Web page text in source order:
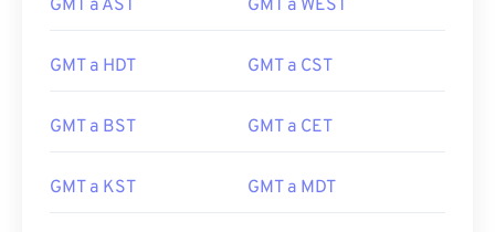
GMT a AST GMT a WEST
GMT a HDT GMT a CST
GMT a BST GMT a CET
GMT a KST GMT a MDT